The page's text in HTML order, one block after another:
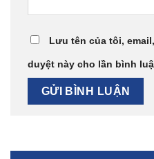
Lưu tên của tôi,
duyệt này cho lần bình